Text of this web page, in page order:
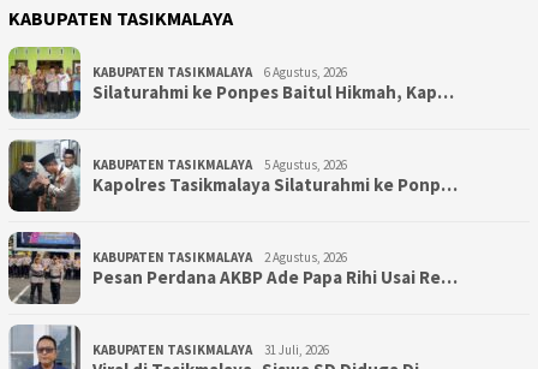
KABUPATEN TASIKMALAYA
KABUPATEN TASIKMALAYA 6 Agustus, 2026
Silaturahmi ke Ponpes Baitul Hikmah, Kap…
KABUPATEN TASIKMALAYA 5 Agustus, 2026
Kapolres Tasikmalaya Silaturahmi ke Ponp…
KABUPATEN TASIKMALAYA 2 Agustus, 2026
Pesan Perdana AKBP Ade Papa Rihi Usai Re…
KABUPATEN TASIKMALAYA 31 Juli, 2026